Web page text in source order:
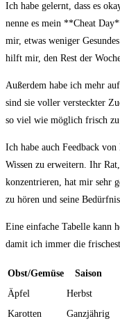
Ich⁣ habe gelernt, dass es
nenne es mein **Cheat
mir, etwas weniger
hilft mir, den Rest der
Außerdem habe ich mehr
sind sie voller versteckter
so viel‍ wie möglich frisch zu
Ich habe‌ auch Feedback
Wissen zu erweitern. Ihr
konzentrieren, hat mir sehr‍
zu hören und seine
Eine einfache Tabelle kann
damit ⁣ich immer die
Obst/Gemüse
Saison
Äpfel
Herbst
Karotten
Ganzjährig